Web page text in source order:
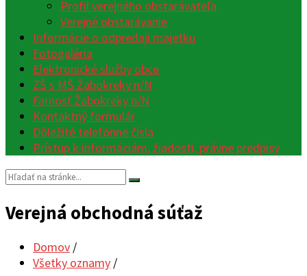
Profil verejného obstarávateľa
Verejné obstarávanie
Informácie o odpredaji majetku
Fotogaléria
Elektronické služby obce
ZŠ s MŠ Žabokreky n/N
Farnosť Žabokreky n/N
Kontaktný formulár
Dôležité telefónne čísla
Prístup k informáciám, žiadosti, právne predpisy
Vyhľadávanie:
Verejná obchodná súťaž
Domov /
Všetky oznamy /